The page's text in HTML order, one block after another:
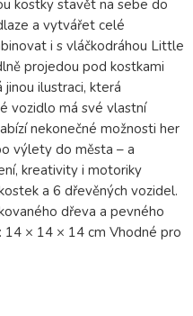
kostky stavět na sebe do
a vytvářet celé
i s vláčkodráhou Little
projedou pod kostkami
ilustraci, která
vozidlo má své vlastní
nekonečné možnosti her
výlety do města – a
kreativity i motoriky
a 6 dřevěných vozidel.
dřeva a pevného
14 × 14 × 14 cm Vhodné pro